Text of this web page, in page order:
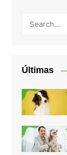
Últimas